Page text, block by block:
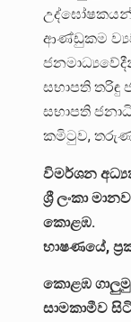
ආණ්ඩුකම
සභාපති
සභාපති
කමිටුව, තරුණ
විමර්ශන
ශ්‍රී ලංකා
කොළඹ.
භාෂණයේ,
කොළඹ
සාමකාමීව